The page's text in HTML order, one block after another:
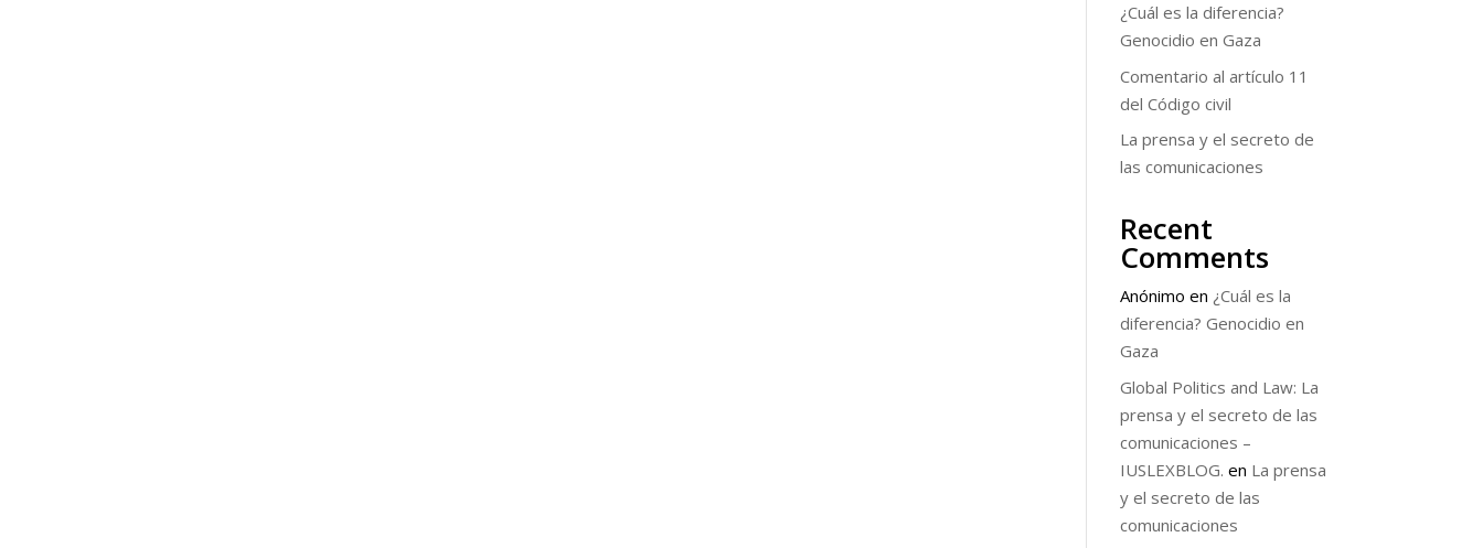
¿Cuál es la diferencia?
Genocidio en Gaza
Comentario al artículo 11
del Código civil
La prensa y el secreto de
las comunicaciones
Recent
Comments
Anónimo en ¿Cuál es la
diferencia? Genocidio en
Gaza
Global Politics and Law: La
prensa y el secreto de las
comunicaciones –
IUSLEXBLOG. en La prensa
y el secreto de las
comunicaciones